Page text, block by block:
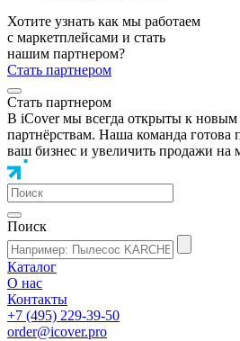
Хотите узнать как мы работаем
с маркетплейсами и стать
нашим партнером?
Стать партнером
Стать партнером
В iCover мы всегда открыты к новым
партнёрствам. Наша команда готова
ваш бизнес и увеличить продажи на
Поиск
Каталог
О нас
Контакты
+7 (495) 229-39-50
order@icover.pro